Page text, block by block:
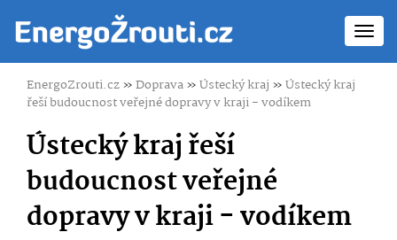
EnergoZrouti.cz»Doprava»Ústecký kraj »Ústecký kraj
řeší budoucnost veřejné dopravy v kraji - vodíkem
Ústecký kraj řeší
budoucnost veřejné
dopravy v kraji - vodíkem